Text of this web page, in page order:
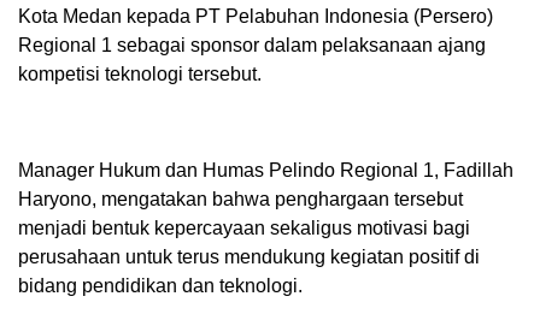
Kota Medan kepada PT Pelabuhan Indonesia (Persero)
Regional 1 sebagai sponsor dalam pelaksanaan ajang
kompetisi teknologi tersebut.
Manager Hukum dan Humas Pelindo Regional 1, Fadillah
Haryono, mengatakan bahwa penghargaan tersebut
menjadi bentuk kepercayaan sekaligus motivasi bagi
perusahaan untuk terus mendukung kegiatan positif di
bidang pendidikan dan teknologi.